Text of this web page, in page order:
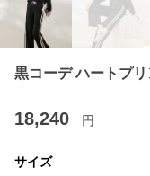
黒コーデ ハートプ
18,240 円
サイズ